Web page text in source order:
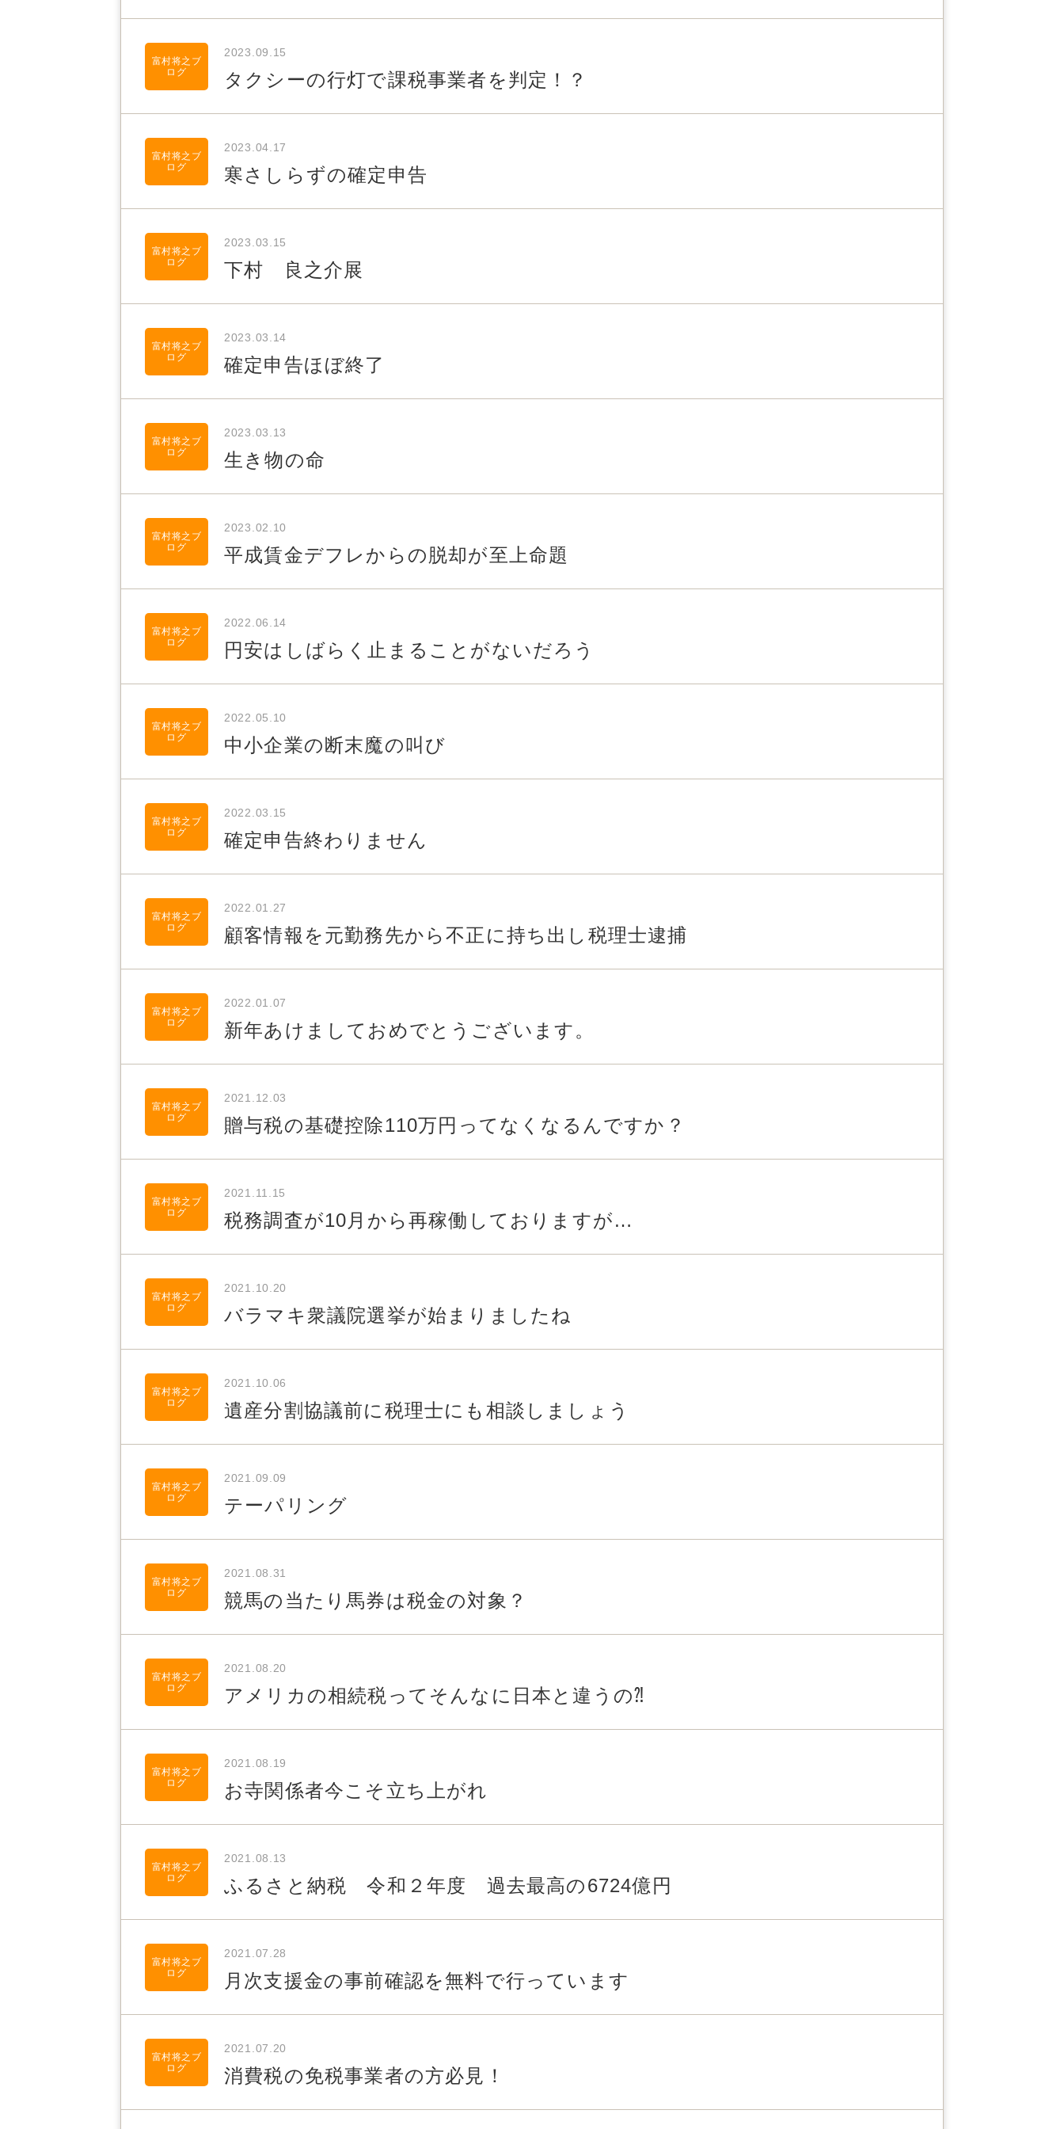
富村将之ブ
ログ
2023.09.15
タクシーの行灯で課税事業者を判定！？
富村将之ブ
ログ
2023.04.17
寒さしらずの確定申告
富村将之ブ
ログ
2023.03.15
下村 良之介展
富村将之ブ
ログ
2023.03.14
確定申告ほぼ終了
富村将之ブ
ログ
2023.03.13
生き物の命
富村将之ブ
ログ
2023.02.10
平成賃金デフレからの脱却が至上命題
富村将之ブ
ログ
2022.06.14
円安はしばらく止まることがないだろう
富村将之ブ
ログ
2022.05.10
中小企業の断末魔の叫び
富村将之ブ
ログ
2022.03.15
確定申告終わりません
富村将之ブ
ログ
2022.01.27
顧客情報を元勤務先から不正に持ち出し税理士逮捕
富村将之ブ
ログ
2022.01.07
新年あけましておめでとうございます。
富村将之ブ
ログ
2021.12.03
贈与税の基礎控除110万円ってなくなるんですか？
富村将之ブ
ログ
2021.11.15
税務調査が10月から再稼働しておりますが…
富村将之ブ
ログ
2021.10.20
バラマキ衆議院選挙が始まりましたね
富村将之ブ
ログ
2021.10.06
遺産分割協議前に税理士にも相談しましょう
富村将之ブ
ログ
2021.09.09
テーパリング
富村将之ブ
ログ
2021.08.31
競馬の当たり馬券は税金の対象？
富村将之ブ
ログ
2021.08.20
アメリカの相続税ってそんなに日本と違うの⁈
富村将之ブ
ログ
2021.08.19
お寺関係者今こそ立ち上がれ
富村将之ブ
ログ
2021.08.13
ふるさと納税 令和２年度 過去最高の6724億円
富村将之ブ
ログ
2021.07.28
月次支援金の事前確認を無料で行っています
富村将之ブ
ログ
2021.07.20
消費税の免税事業者の方必見！